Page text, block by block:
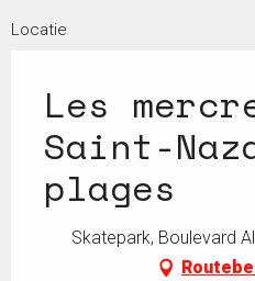
Locatie
Les
Saint-
plages
Skatepark, Boulevard